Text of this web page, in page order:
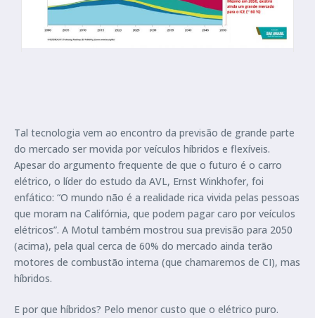
Tal tecnologia vem ao encontro da previsão de grande parte
do mercado ser movida por veículos híbridos e flexíveis.
Apesar do argumento frequente de que o futuro é o carro
elétrico, o líder do estudo da AVL, Ernst Winkhofer, foi
enfático: “O mundo não é a realidade rica vivida pelas pessoas
que moram na Califórnia, que podem pagar caro por veículos
elétricos”. A Motul também mostrou sua previsão para 2050
(acima), pela qual cerca de 60% do mercado ainda terão
motores de combustão interna (que chamaremos de CI), mas
híbridos.
E por que híbridos? Pelo menor custo que o elétrico puro.